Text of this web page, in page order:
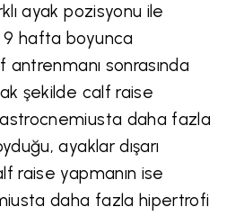
ayak pozisyonu ile
hafta boyunca
sonrasında
şekilde calf raise
daha fazla
ayaklar dışarı
raise yapmanın ise
daha fazla hipertrofi